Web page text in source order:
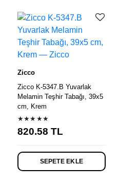
Zicco
Zicco K-5347.B Yuvarlak
Melamin Teşhir Tabağı, 39x5
cm, Krem
★★★★★
820.58 TL
SEPETE EKLE